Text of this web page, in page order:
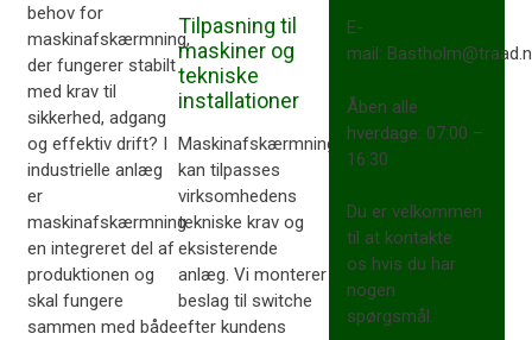
behov for
maskinafskærmning,
der fungerer stabilt
med krav til
sikkerhed, adgang
og effektiv drift? I
industrielle anlæg
er
maskinafskærmning
en integreret del af
produktionen og
skal fungere
sammen med både
Tilpasning til
maskiner og
tekniske
installationer
Maskinafskærmningen
kan tilpasses
virksomhedens
tekniske krav og
eksisterende
anlæg. Vi monterer
beslag til switche
efter kundens
E-
mail:
​Åben alle
hverdage: 07:00 –
16:30​
Du er velkommen
til at kontakte
os hvis du har
nogen
spørgsmål.